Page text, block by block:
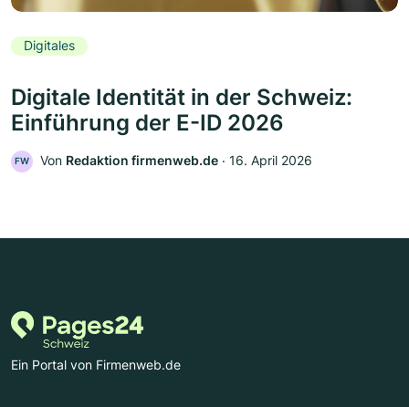
Digitales
Digitale Identität in der Schweiz:
Einführung der E-ID 2026
FW Von Redaktion firmenweb.de ‧ 16. April 2026
Ein Portal von Firmenweb.de